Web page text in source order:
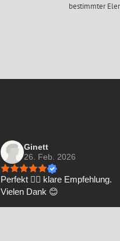
bestimmter
Ginett
26. Feb. 2026
Perfekt 👌🏼 klare Empfehlung.
Vielen Dank 😊